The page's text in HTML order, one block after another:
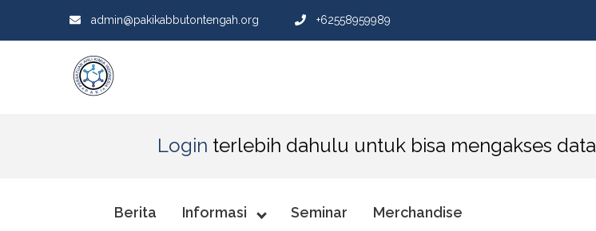
admin@pakikabbutontengah.org +62558959989
Login terlebih dahulu untuk bisa mengakses
Berita Informasi Seminar Merchandise